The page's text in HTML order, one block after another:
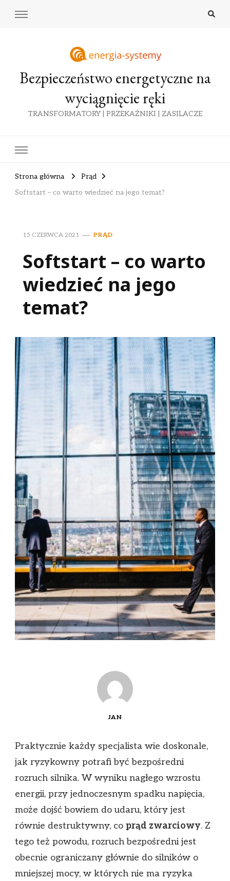
Bezpieczeństwo energetyczne na
wyciągnięcie ręki
TRANSFORMATORY | PRZEKAŹNIKI | ZASILACZE
Strona główna
Prąd
Softstart – co warto wiedzieć na jego temat?
15 CZERWCA 2021 PRĄD
Softstart – co warto
wiedzieć na jego
temat?
JAN
Praktycznie każdy specjalista wie doskonale,
jak ryzykowny potrafi być bezpośredni
rozruch silnika. W wyniku nagłego wzrostu
energii, przy jednoczesnym spadku napięcia,
może dojść bowiem do udaru, który jest
równie destruktywny, co prąd zwarciowy. Z
tego też powodu, rozruch bezpośredni jest
obecnie ograniczany głównie do silników o
mniejszej mocy, w których nie ma ryzyka